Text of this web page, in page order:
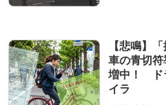
【悲鳴】
車の青切符
増中！ ド
イラ